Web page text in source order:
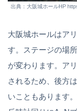
出典：大阪城ホールHP
大阪城ホールはア
す。ステージの場
が変わります。ア
されるため、後方
いこともあります